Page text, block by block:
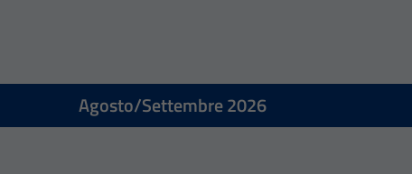
Agosto/Settembre 2026